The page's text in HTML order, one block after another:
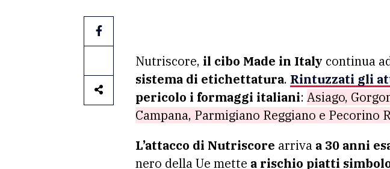
Nutriscore, il cibo Made in Italy continua
sistema di etichettatura. Rintuzzati gli
pericolo i formaggi italiani: Asiago,
Campana, Parmigiano Reggiano e Pecorino
L’attacco di Nutriscore arriva a 30 anni
nero della Ue mette a rischio piatti